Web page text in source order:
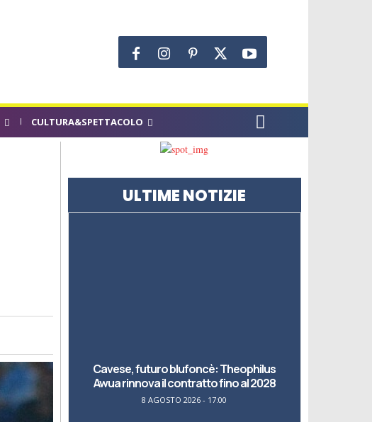
CULTURA&SPETTACOLO
ULTIME NOTIZIE
Cavese, futuro blufoncè: Theophilus
Awua rinnova il contratto fino al 2028
8 AGOSTO 2026 - 17:00